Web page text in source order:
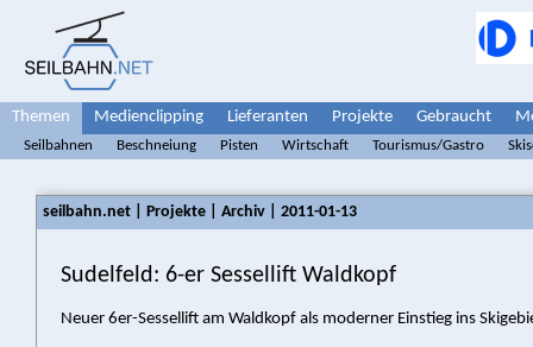
Themen Medienclipping Lieferanten Projekte Gebraucht
Seilbahnen Beschneiung Pisten Wirtschaft Tourismus/Gastro
seilbahn.net | Projekte | Archiv | 2011-01-13
Sudelfeld: 6-er Sessellift Waldkopf
Neuer 6er-Sessellift am Waldkopf als moderner Einstieg ins